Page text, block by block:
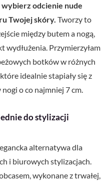
odcienie nude
Twojej skóry. Tworzy to
między butem a nogą,
wydłużenia. Przymierzyłam
botków w różnych
idealnie stapiały się z
o co najmniej 7 cm.
do stylizacji
alternatywa dla
i biurowych stylizacjach.
wykonane z trwałej,